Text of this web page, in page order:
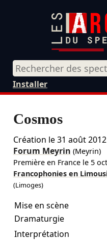
Installer
Cosmos
Création le31 août 2012
Forum Meyrin (Meyrin)
Première en France le 5
Francophonies en
(Limoges)
Mise en scène
Dramaturgie
Interprétation